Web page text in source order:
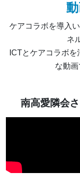
ケアコラボを導入
ネ
ICTとケアコラボ
な動画
南高愛隣会